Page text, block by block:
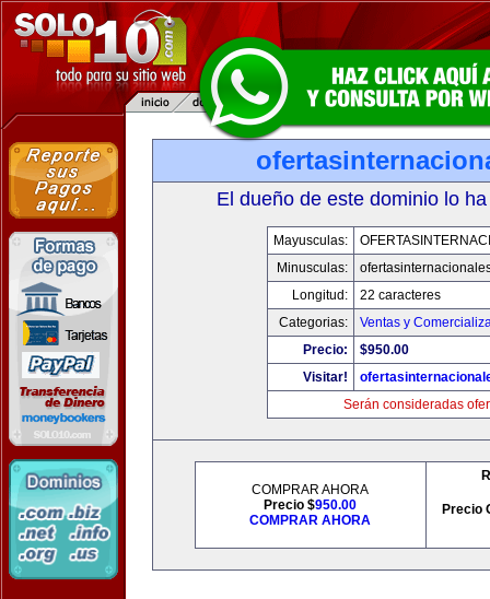
El dueño de este dominio lo
Mayusculas:
Minusculas:
Longitud:
22 caracteres
Categorias:
Ventas y
Precio:
$950.00
Visitar!
Serán consideradas
COMPRAR AHORA
Precio $950.00
COMPRAR AHORA
Precio